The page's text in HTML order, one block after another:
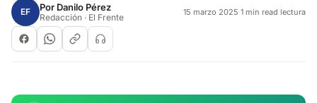
EF Por Danilo Pérez
Redacción · El Frente 15 marzo 2025·1 min read lectura